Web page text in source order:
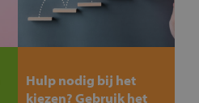
Hulp nodig bij het
kiezen? Gebruik het